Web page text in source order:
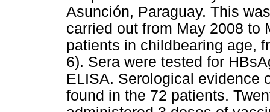
Asunción, Paraguay. This
carried out from May 2008 to
patients in childbearing age,
6). Sera were tested for
ELISA. Serological evidence
found in the 72 patients.